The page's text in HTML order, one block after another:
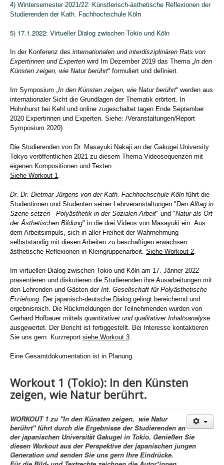
4) Wintersemester 2021/22: Künstlerisch-ästhetische Reflexionen der
Studierenden der Kath. Fachhochschule Köln
5) 17.1.2022: Virtueller Dialog zwischen Tokio und Köln
In der Konferenz des internationalen und interdisziplinären Rats von
Expertinnen und Experten wird Im Dezember 2019 das Thema „ In den
Künsten zeigen, wie Natur berührt“ formuliert und definiert.
Im Symposium „ In den Künsten zeigen, wie Natur berührt“ werden aus
internationaler Sicht die Grundlagen der Thematik erörtert. In
Hohnhurst bei Kehl und online zugeschaltet tagen Ende September
2020 Expertinnen und Experten. Siehe: /Veranstaltungen/Report
Symposium 2020)
Die Studierenden von Dr. Masayuki Nakaji an der Gakugei University
Tokyo veröffentlichen 2021 zu diesem Thema Videosequenzen mit
eigenen Kompositionen und Texten.
Siehe Workout 1
Dr. Dr. Dietmar Jürgens von der Kath. Fachhochschule Köln führt die
Studentinnen und Studenten seiner Lehrveranstaltungen "Den Alltag in
Szene setzen - Polyästhetik in der Sozialen Arbeit" und "Natur als Ort
der Ästhetischen Bildung" in die drei Videos von Masayuki ein. Aus
dem Arbeitsimpuls, sich in aller Freiheit der Wahrnehmung
selbstständig mit diesen Arbeiten zu beschäftigen erwachsen
ästhetische Reflexionen in Kleingruppenarbeit. Siehe Workout 2
Im virtuellen Dialog zwischen Tokio und Köln am 17. Jänner 2022
präsentieren und diskutieren die Studierenden ihre Ausarbeitungen mit
den Lehrenden und Gästen der Int. Gesellschaft für Polyästhetische
Erziehung . Der japanisch-deutsche Dialog gelingt bereichernd und
ergebnisreich. Die Rückmeldungen der Teilnehmenden wurden von
Gerhard Hofbauer mittels quantitativer und qualitativer Inhaltsanalyse
ausgewertet. Der Bericht ist fertiggestellt. Bei Interesse kontaktieren
Sie uns gern. Kurzreport siehe Workout 3
Eine Gesamtdokumentation ist in Planung.
Workout 1 (Tokio): In den Künsten
zeigen, wie Natur berührt.
WORKOUT 1 zu "In den Künsten zeigen, wie Natur
berührt" führt durch die Ergebnisse der Studierenden an
der japanischen Universität Gakugei in Tokio. Genießen Sie
diesen Workout aus der Perspektive der japanischen jungen
Generation und senden Sie uns gern Ihre Eindrücke.